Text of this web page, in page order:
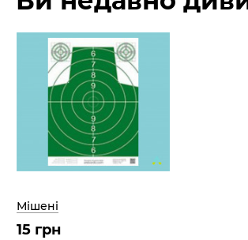
Мішені
15 грн